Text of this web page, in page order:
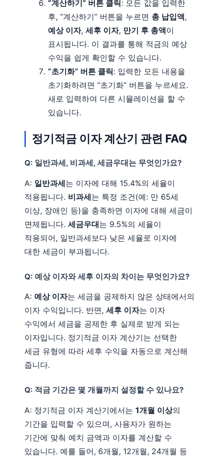
“계산하기” 버튼 클릭: 모든 값을 입력한
후, “계산하기” 버튼을 누르면 총 납입액,
예상 이자, 세후 이자, 만기 후 총액이
표시됩니다. 이 결과를 통해 적금의 예상
수익을 쉽게 확인할 수 있습니다.
“초기화” 버튼 클릭: 입력한 모든 내용을
초기화하려면 “초기화” 버튼을 누르세요.
새로 입력하여 다른 시뮬레이션을 할 수
있습니다.
정기적금 이자 계산기 관련 FAQ
Q: 일반과세, 비과세, 세금우대는 무엇인가요?
A: 일반과세는 이자에 대해 15.4%의 세율이
적용됩니다. 비과세는 특정 조건(예: 만 65세
이상, 장애인 등)을 충족하면 이자에 대해 세금이
면제됩니다. 세금우대는 9.5%의 세율이
적용되어, 일반과세보다 낮은 세율로 이자에
대한 세금이 부과됩니다.
Q: 예상 이자와 세후 이자의 차이는 무엇인가요?
A: 예상 이자는 세금을 공제하지 않은 상태에서의
이자 수익입니다. 반면, 세후 이자는 이자
수익에서 세금을 공제한 후 실제로 받게 되는
이자입니다. 정기적금 이자 계산기는 선택한
세금 유형에 따라 세후 수익을 자동으로 계산해
줍니다.
Q: 적금 기간은 몇 개월까지 설정할 수 있나요?
A: 정기적금 이자 계산기에서는 1개월 이상의
기간을 입력할 수 있으며, 사용자가 원하는
기간에 맞춰 예치 금액과 이자를 계산할 수
있습니다. 예를 들어, 6개월, 12개월, 24개월 등